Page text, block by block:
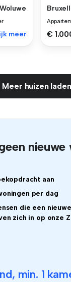
meer €
Meer huizen laden
nieuwe
aan
per dag
die een
zich in op onze
min. 1